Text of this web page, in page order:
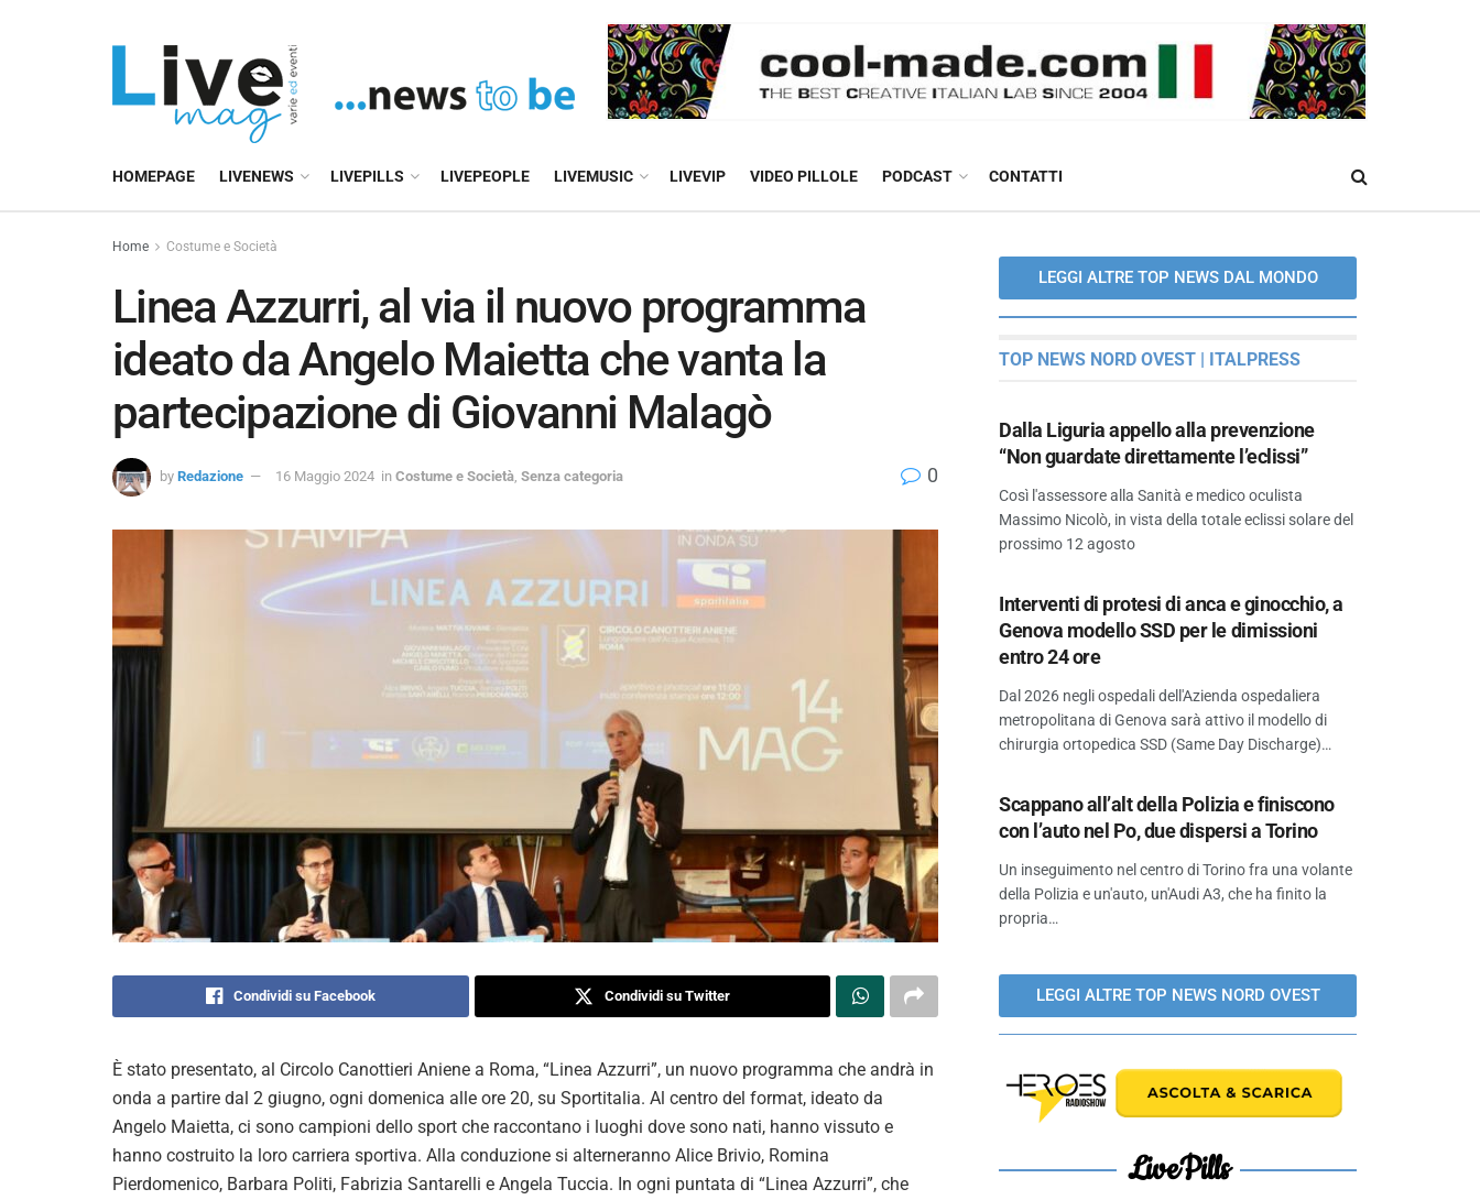
HOMEPAGE LIVENEWS LIVEPILLS LIVEPEOPLE LIVEMUSIC LIVEVIP VIDEO PILLOLE PODCAST CONTATTI
Home Costume e Società
Linea Azzurri, al via il nuovo programma
ideato da Angelo Maietta che vanta la
partecipazione di Giovanni Malagò
by Redazione 16 Maggio 2024 in Costume e Società Senza categoria 0
Condividi su Facebook Condividi su Twitter
È stato presentato, al Circolo Canottieri Aniene a Roma, “Linea Azzurri”, un nuovo programma che andrà in
onda a partire dal 2 giugno, ogni domenica alle ore 20, su Sportitalia. Al centro del format, ideato da
Angelo Maietta, ci sono campioni dello sport che raccontano i luoghi dove sono nati, hanno vissuto e
hanno costruito la loro carriera sportiva. Alla conduzione si alterneranno Alice Brivio, Romina
Pierdomenico, Barbara Politi, Fabrizia Santarelli e Angela Tuccia. In ogni puntata di “Linea Azzurri”, che
LEGGI ALTRE TOP NEWS DAL MONDO
TOP NEWS NORD OVEST | ITALPRESS
Dalla Liguria appello alla prevenzione
“Non guardate direttamente l’eclissi”
Così l'assessore alla Sanità e medico oculista
Massimo Nicolò, in vista della totale eclissi solare del
prossimo 12 agosto
Interventi di protesi di anca e ginocchio, a
Genova modello SSD per le dimissioni
entro 24 ore
Dal 2026 negli ospedali dell'Azienda ospedaliera
metropolitana di Genova sarà attivo il modello di
chirurgia ortopedica SSD (Same Day Discharge)…
Scappano all’alt della Polizia e finiscono
con l’auto nel Po, due dispersi a Torino
Un inseguimento nel centro di Torino fra una volante
della Polizia e un'auto, un'Audi A3, che ha finito la
propria…
LEGGI ALTRE TOP NEWS NORD OVEST
LivePills